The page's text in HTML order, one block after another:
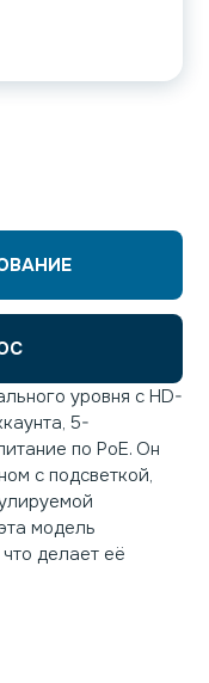
уровня с HD-
5-
по PoE. Он
с подсветкой,
модель
делает её